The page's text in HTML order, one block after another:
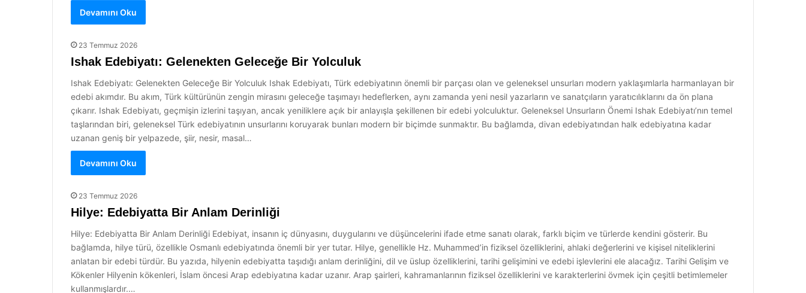
Devamını Oku
23 Temmuz 2026
Ishak Edebiyatı: Gelenekten Geleceğe Bir Yolculuk
Ishak Edebiyatı: Gelenekten Geleceğe Bir Yolculuk Ishak Edebiyatı, Türk edebiyatının önemli bir parçası olan ve geleneksel unsurları modern yaklaşımlarla harmanlayan bir
edebi akımdır. Bu akım, Türk kültürünün zengin mirasını geleceğe taşımayı hedeflerken, aynı zamanda yeni nesil yazarların ve sanatçıların yaratıcılıklarını da ön plana
çıkarır. Ishak Edebiyatı, geçmişin izlerini taşıyan, ancak yeniliklere açık bir anlayışla şekillenen bir edebi yolculuktur. Geleneksel Unsurların Önemi Ishak Edebiyatı’nın temel
taşlarından biri, geleneksel Türk edebiyatının unsurlarını koruyarak bunları modern bir biçimde sunmaktır. Bu bağlamda, divan edebiyatından halk edebiyatına kadar
uzanan geniş bir yelpazede, şiir, nesir, masal…
Devamını Oku
23 Temmuz 2026
Hilye: Edebiyatta Bir Anlam Derinliği
Hilye: Edebiyatta Bir Anlam Derinliği Edebiyat, insanın iç dünyasını, duygularını ve düşüncelerini ifade etme sanatı olarak, farklı biçim ve türlerde kendini gösterir. Bu
bağlamda, hilye türü, özellikle Osmanlı edebiyatında önemli bir yer tutar. Hilye, genellikle Hz. Muhammed’in fiziksel özelliklerini, ahlaki değerlerini ve kişisel niteliklerini
anlatan bir edebi türdür. Bu yazıda, hilyenin edebiyatta taşıdığı anlam derinliğini, dil ve üslup özelliklerini, tarihi gelişimini ve edebi işlevlerini ele alacağız. Tarihi Gelişim ve
Kökenler Hilyenin kökenleri, İslam öncesi Arap edebiyatına kadar uzanır. Arap şairleri, kahramanlarının fiziksel özelliklerini ve karakterlerini övmek için çeşitli betimlemeler
kullanmışlardır.…